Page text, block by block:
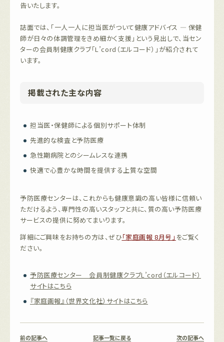
告いたします。
誌面では、「一人一人に担当医がついて健康アドバイス — 保健
師が日々の体調管理をきめ細かく支援」という見出しで、当セン
ターの会員制健康クラブ「L’cord（エルコード）」が紹介されて
います。
掲載された主な内容
担当医・保健師による個別サポート体制
先進的な検査と予防医療
急性期病院とのシームレスな連携
快適で心豊かな時間を提供する上質な空間
予防医療センターは、これからも健康意識の高い皆様に信頼い
ただけるよう、専門性の高いスタッフと共に、質の高い予防医療
サービスの提供に努めてまいります。
詳細にご興味をお持ちの方は、ぜひ「家庭画報 8月号」 をご覧く
ださい。
予防医療センター 会員制健康クラブL’cord（エルコード）
サイトはこちら
『家庭画報』（世界文化社）サイトはこちら
前の記事へ 記事一覧に戻る 次の記事へ